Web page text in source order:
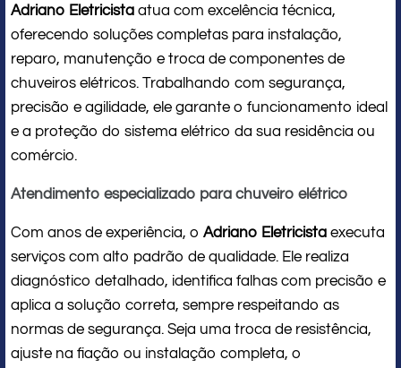
Adriano Eletricista atua com excelência técnica,
oferecendo soluções completas para instalação,
reparo, manutenção e troca de componentes de
chuveiros elétricos. Trabalhando com segurança,
precisão e agilidade, ele garante o funcionamento ideal
e a proteção do sistema elétrico da sua residência ou
comércio.
Atendimento especializado para chuveiro elétrico
Com anos de experiência, o Adriano Eletricista executa
serviços com alto padrão de qualidade. Ele realiza
diagnóstico detalhado, identifica falhas com precisão e
aplica a solução correta, sempre respeitando as
normas de segurança. Seja uma troca de resistência,
ajuste na fiação ou instalação completa, o